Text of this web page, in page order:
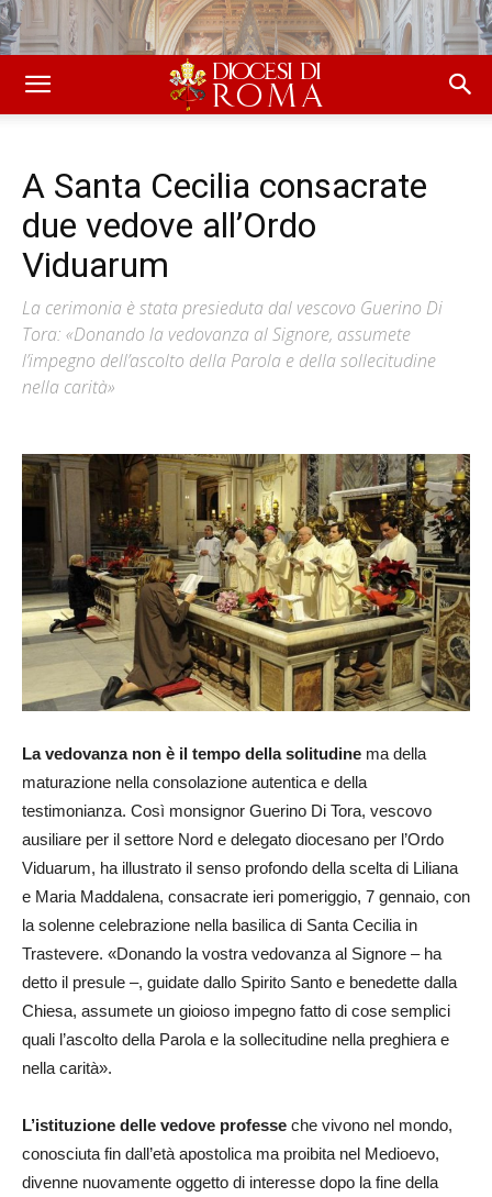
A Santa Cecilia consacrate
due vedove all’Ordo
Viduarum
La cerimonia è stata presieduta dal vescovo Guerino Di
Tora: «Donando la vedovanza al Signore, assumete
l’impegno dell’ascolto della Parola e della sollecitudine
nella carità»
La vedovanza non è il tempo della solitudine ma della
maturazione nella consolazione autentica e della
testimonianza. Così monsignor Guerino Di Tora, vescovo
ausiliare per il settore Nord e delegato diocesano per l’Ordo
Viduarum, ha illustrato il senso profondo della scelta di Liliana
e Maria Maddalena, consacrate ieri pomeriggio, 7 gennaio, con
la solenne celebrazione nella basilica di Santa Cecilia in
Trastevere. «Donando la vostra vedovanza al Signore – ha
detto il presule –, guidate dallo Spirito Santo e benedette dalla
Chiesa, assumete un gioioso impegno fatto di cose semplici
quali l’ascolto della Parola e la sollecitudine nella preghiera e
nella carità».
L’istituzione delle vedove professe che vivono nel mondo,
conosciuta fin dall’età apostolica ma proibita nel Medioevo,
divenne nuovamente oggetto di interesse dopo la fine della